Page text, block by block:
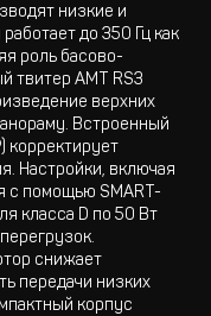
низкие и
до 350 Гц как
роль басово-
твитер AMT RS3
верхних
Встроенный
корректирует
Настройки, включая
с помощью SMART-
класса D по 50 Вт
снижает
передачи низких
корпус